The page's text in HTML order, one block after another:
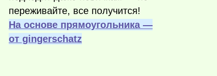
переживайте, все получится!
На основе прямоугольника —
от gingerschatz